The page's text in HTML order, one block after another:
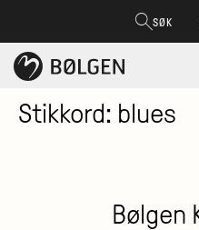
SØK
Stikkord: blues
Bølgen